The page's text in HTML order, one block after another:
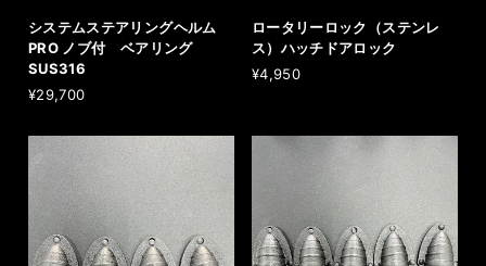
システムステアリングヘルム
PRO ノブ付 ベアリング
SUS316
¥29,700
ロータリーロック（ステンレ
ス）ハッチドアロック
¥4,950